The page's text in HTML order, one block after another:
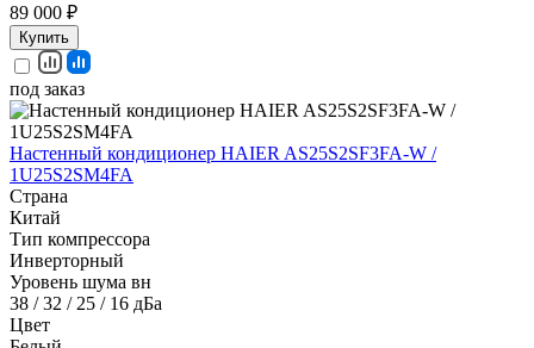
89 000 ₽
Купить
под заказ
Настенный кондиционер HAIER AS25S2SF3FA-W /
1U25S2SM4FA
Страна
Китай
Тип компрессора
Инверторный
Уровень шума вн
38 / 32 / 25 / 16 дБа
Цвет